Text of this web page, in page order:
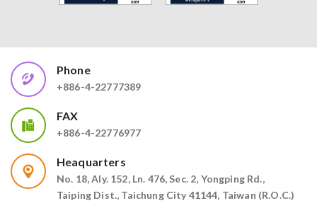
Phone
+886-4-22777389
FAX
+886-4-22776977
Heaquarters
No. 18, Aly. 152, Ln. 476, Sec. 2, Yongping Rd.,
Taiping Dist., Taichung City 41144, Taiwan (R.O.C.)